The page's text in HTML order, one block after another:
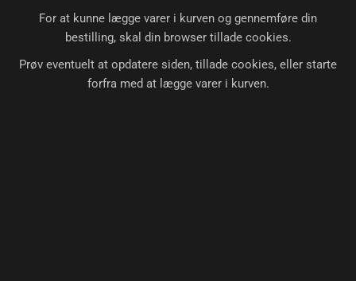
For at kunne lægge varer i kurven og gennemføre din
bestilling, skal din browser tillade cookies.
Prøv eventuelt at opdatere siden, tillade cookies, eller starte
forfra med at lægge varer i kurven.